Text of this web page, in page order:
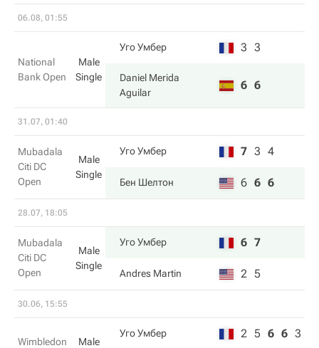
06.08, 01:55
National
Bank Open
Male
Single
Уго Умбер 3 3
Daniel Merida
Aguilar
6 6
31.07, 01:40
Mubadala
Citi DC
Open
Male
Single
Уго Умбер 7 3 4
Бен Шелтон 6 6 6
28.07, 18:05
Mubadala
Citi DC
Open
Male
Single
Уго Умбер 6 7
Andres Martin 2 5
30.06, 15:55
Wimbledon
Male
Уго Умбер 2 5 6 6 3